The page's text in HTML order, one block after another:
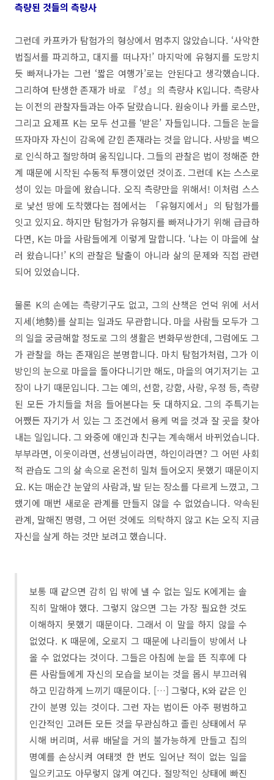
측량된 것들의 측량사
그런데 카프카가 탐험가의 형상에서 멈추지 않았습니다. ‘사악한
법질서를 파괴하고, 대지를 떠나자!’ 마지막에 유형지를 도망치
듯 빠져나가는 그런 ‘짧은 여행가’로는 안된다고 생각했습니다.
그리하여 탄생한 존재가 바로 『성』의 측량사 K입니다. 측량사
는 이전의 관찰자들과는 아주 달랐습니다. 원숭이나 카를 로스만,
그리고 요제프 K는 모두 선고를 ‘받은’ 자들입니다. 그들은 눈을
뜨자마자 자신이 감옥에 갇힌 존재라는 것을 압니다. 사방을 벽으
로 인식하고 절망하며 움직입니다. 그들의 관찰은 법이 정해준 한
계 때문에 시작된 수동적 투쟁이었던 것이죠. 그런데 K는 스스로
성이 있는 마을에 왔습니다. 오직 측량만을 위해서! 이처럼 스스
로 낯선 땅에 도착했다는 점에서는 「유형지에서」의 탐험가를
잇고 있지요. 하지만 탐험가가 유형지를 빠져나가기 위해 급급하
다면, K는 마을 사람들에게 이렇게 말합니다. ‘나는 이 마을에 살
러 왔습니다!’ K의 관찰은 탈출이 아니라 삶의 문제와 직접 관련
되어 있었습니다.
물론 K의 손에는 측량기구도 없고, 그의 산책은 언덕 위에 서서
지세(地勢)를 살피는 일과도 무관합니다. 마을 사람들 모두가 그
의 일을 궁금해할 정도로 그의 생활은 변화무쌍한데, 그럼에도 그
가 관찰을 하는 존재임은 분명합니다. 마치 탐험가처럼, 그가 이
방인의 눈으로 마을을 돌아다니기만 해도, 마을의 여기저기는 고
장이 나기 때문입니다. 그는 예의, 선함, 강함, 사랑, 우정 등, 측량
된 모든 가치들을 처음 들어본다는 듯 대하지요. 그의 주특기는
어쨌든 자기가 서 있는 그 조건에서 용케 먹을 것과 잘 곳을 찾아
내는 일입니다. 그 와중에 애인과 친구는 계속해서 바뀌었습니다.
부부라면, 이웃이라면, 선생님이라면, 하인이라면? 그 어떤 사회
적 관습도 그의 삶 속으로 온전히 밀쳐 들어오지 못했기 때문이지
요. K는 매순간 눈앞의 사람과, 발 딛는 장소를 다르게 느꼈고, 그
랬기에 매번 새로운 관계를 만들지 않을 수 없었습니다. 약속된
관계, 말해진 명령, 그 어떤 것에도 의탁하지 않고 K는 오직 지금
자신을 살게 하는 것만 보려고 했습니다.
보통 때 같으면 감히 입 밖에 낼 수 없는 일도 K에게는 솔
직히 말해야 했다. 그렇지 않으면 그는 가장 필요한 것도
이해하지 못했기 때문이다. 그래서 이 말을 하지 않을 수
없었다. K 때문에, 오로지 그 때문에 나리들이 방에서 나
올 수 없었다는 것이다. 그들은 아침에 눈을 뜬 직후에 다
른 사람들에게 자신의 모습을 보이는 것을 몹시 부끄러워
하고 민감하게 느끼기 때문이다. […] 그렇다, K와 같은 인
간이 분명 있는 것이다. 그런 자는 법이든 아주 평범하고
인간적인 고려든 모든 것을 무관심하고 졸린 상태에서 무
시해 버리며, 서류 배달을 거의 불가능하게 만들고 집의
명예를 손상시켜 여태껏 한 번도 일어난 적이 없는 일을
일으키고도 아무렇지 않게 여긴다. 절망적인 상태에 빠진